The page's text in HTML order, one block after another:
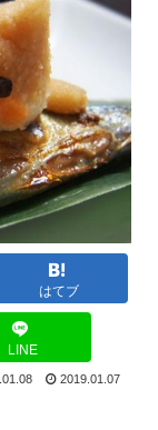
はてブ
LINE
2019.01.07